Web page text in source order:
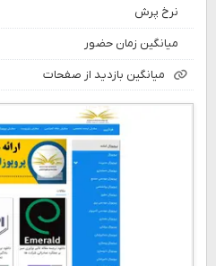
نرخ پرش
میانگین زمان حضور
میانگین بازدید از صفحات